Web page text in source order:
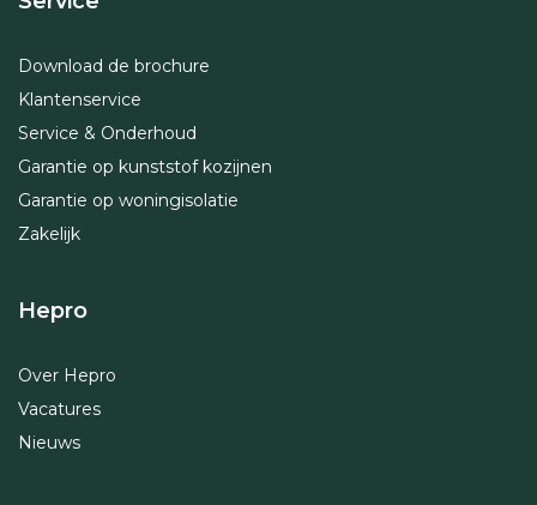
Download de brochure
Klantenservice
Service & Onderhoud
Garantie op kunststof kozijnen
Garantie op woningisolatie
Zakelijk
Hepro
Over Hepro
Vacatures
Nieuws